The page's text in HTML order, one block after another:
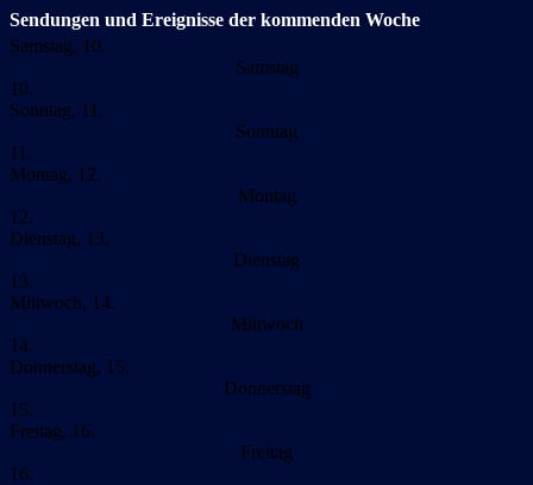
Sendungen und Ereignisse der kommenden Woche
Samstag, 10.
Samstag
10.
Sonntag, 11.
Sonntag
11.
Montag, 12.
Montag
12.
Dienstag, 13.
Dienstag
13.
Mittwoch, 14.
Mittwoch
14.
Donnerstag, 15.
Donnerstag
15.
Freitag, 16.
Freitag
16.